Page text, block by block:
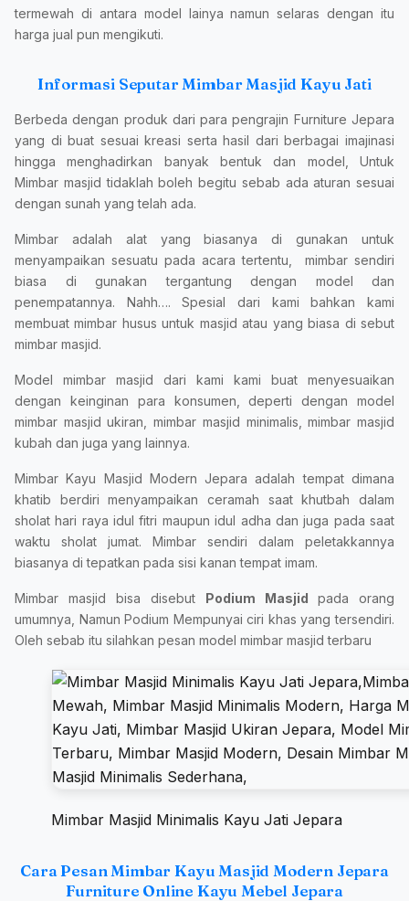
termewah di antara model lainya namun selaras dengan itu
harga jual pun mengikuti.
Informasi Seputar Mimbar Masjid Kayu Jati
Berbeda dengan produk dari para pengrajin Furniture Jepara
yang di buat sesuai kreasi serta hasil dari berbagai imajinasi
hingga menghadirkan banyak bentuk dan model, Untuk
Mimbar masjid tidaklah boleh begitu sebab ada aturan sesuai
dengan sunah yang telah ada.
Mimbar adalah alat yang biasanya di gunakan untuk
menyampaikan sesuatu pada acara tertentu, mimbar sendiri
biasa di gunakan tergantung dengan model dan
penempatannya. Nahh…. Spesial dari kami bahkan kami
membuat mimbar husus untuk masjid atau yang biasa di sebut
mimbar masjid.
Model mimbar masjid dari kami kami buat menyesuaikan
dengan keinginan para konsumen, deperti dengan model
mimbar masjid ukiran, mimbar masjid minimalis, mimbar masjid
kubah dan juga yang lainnya.
Mimbar Kayu Masjid Modern Jepara adalah tempat dimana
khatib berdiri menyampaikan ceramah saat khutbah dalam
sholat hari raya idul fitri maupun idul adha dan juga pada saat
waktu sholat jumat. Mimbar sendiri dalam peletakkannya
biasanya di tepatkan pada sisi kanan tempat imam.
Mimbar masjid bisa disebut Podium Masjid pada orang
umumnya, Namun Podium Mempunyai ciri khas yang tersendiri.
Oleh sebab itu silahkan pesan model mimbar masjid terbaru
Mimbar Masjid Minimalis Kayu Jati Jepara
Cara Pesan Mimbar Kayu Masjid Modern Jepara
Furniture Online Kayu Mebel Jepara